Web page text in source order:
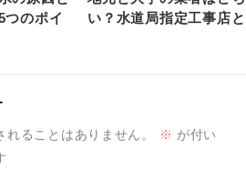
つのポイ
い？水道局指定工事店
ることはありません。 ※ が付い